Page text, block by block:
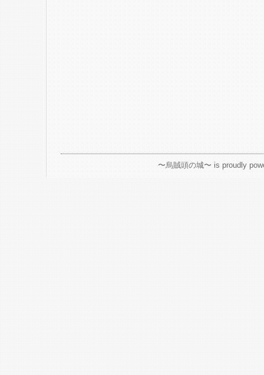
〜烏賊頭の城〜 is proudly